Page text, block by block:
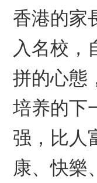
香港的家
入名校，
拼的心態
培养的下
强，比人
康、快樂